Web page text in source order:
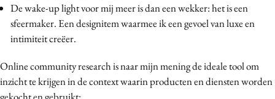
De wake-up light voor mij meer is dan een wekker: het is een
sfeermaker. Een designitem waarmee ik een gevoel van luxe en
intimiteit creëer.
Online community research is naar mijn mening de ideale tool om
inzicht te krijgen in de context waarin producten en diensten worden